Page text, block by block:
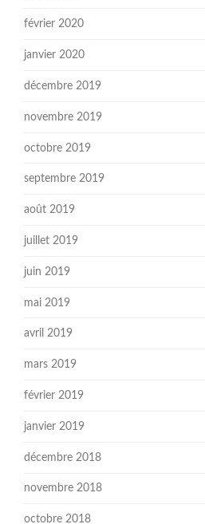
février 2020
janvier 2020
décembre 2019
novembre 2019
octobre 2019
septembre 2019
août 2019
juillet 2019
juin 2019
mai 2019
avril 2019
mars 2019
février 2019
janvier 2019
décembre 2018
novembre 2018
octobre 2018